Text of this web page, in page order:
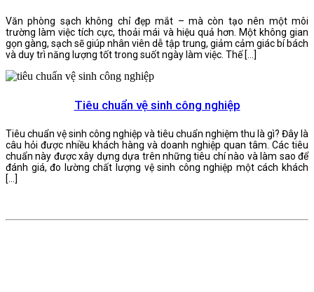
Văn phòng sạch không chỉ đẹp mắt – mà còn tạo nên một môi
trường làm việc tích cực, thoải mái và hiệu quả hơn. Một không gian
gọn gàng, sạch sẽ giúp nhân viên dễ tập trung, giảm cảm giác bí bách
và duy trì năng lượng tốt trong suốt ngày làm việc. Thế […]
Tiêu chuẩn vệ sinh công nghiệp
Tiêu chuẩn vệ sinh công nghiệp và tiêu chuẩn nghiệm thu là gì? Đây là
câu hỏi được nhiều khách hàng và doanh nghiệp quan tâm. Các tiêu
chuẩn này được xây dựng dựa trên những tiêu chí nào và làm sao để
đánh giá, đo lường chất lượng vệ sinh công nghiệp một cách khách
[…]